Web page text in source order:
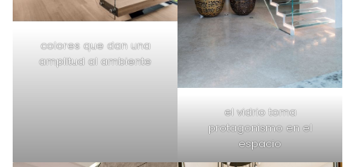
colores que dan una
amplitud al ambiente
el vidrio toma
protagonismo en el
espacio